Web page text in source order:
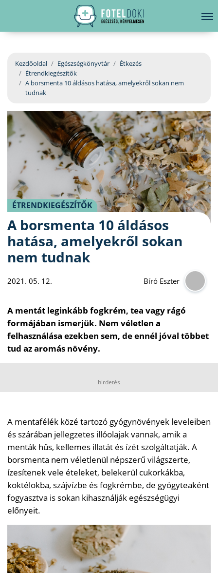
EGÉSZSÉGKÖNYVTÁR
BETEGSÉGKALAUZ
ORVOS VÁLASZOL
ORVOSKERESŐ
hirdetés
Kezdőoldal Egészségkönyvtár
Étkezés
Étrendkiegészítők
A borsmenta 10 áldásos hatása, amelyekről sokan nem
tudnak
ÉTRENDKIEGÉSZÍTŐK
A borsmenta 10 áldásos
hatása, amelyekről sokan
nem tudnak
2021. 05. 12. Bíró Eszter
A mentát leginkább fogkrém, tea vagy rágó
formájában ismerjük. Nem véletlen a
felhasználása ezekben sem, de ennél jóval többet
tud az aromás növény.
hirdetés
A mentafélék közé tartozó gyógynövények leveleiben
és szárában jellegzetes illóolajak vannak, amik a
menták hűs, kellemes illatát és ízét szolgáltatják. A
borsmenta nem véletlenül népszerű világszerte,
ízesítenek vele ételeket, belekerül cukorkákba,
koktélokba, szájvízbe és fogkrémbe, de gyógyteaként
fogyasztva is sokan kihasználják egészségügyi
előnyeit.